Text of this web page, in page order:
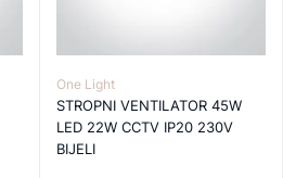
One Light
STROPNI VENTILATOR 45W
LED 22W CCTV IP20 230V
BIJELI